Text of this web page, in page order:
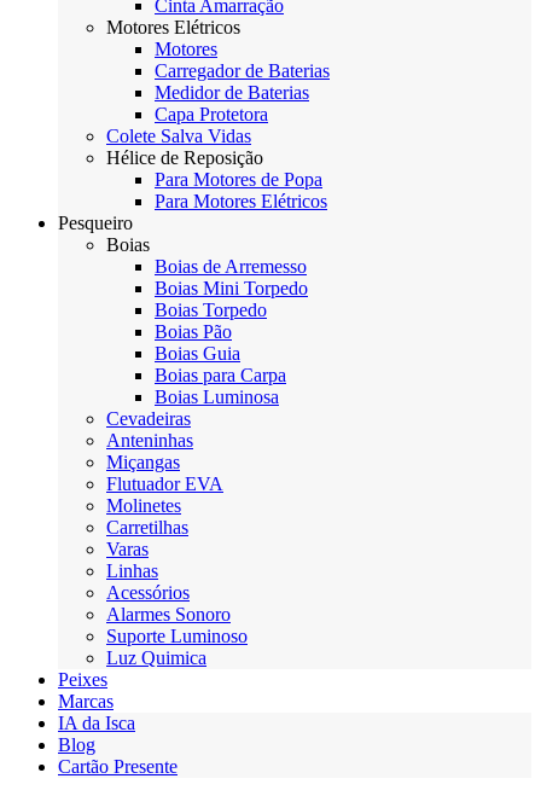
Cinta Amarração
Motores Elétricos
Motores
Carregador de Baterias
Medidor de Baterias
Capa Protetora
Colete Salva Vidas
Hélice de Reposição
Para Motores de Popa
Para Motores Elétricos
Pesqueiro
Boias
Boias de Arremesso
Boias Mini Torpedo
Boias Torpedo
Boias Pão
Boias Guia
Boias para Carpa
Boias Luminosa
Cevadeiras
Anteninhas
Miçangas
Flutuador EVA
Molinetes
Carretilhas
Varas
Linhas
Acessórios
Alarmes Sonoro
Suporte Luminoso
Luz Quimica
Peixes
Marcas
IA da Isca
Blog
Cartão Presente